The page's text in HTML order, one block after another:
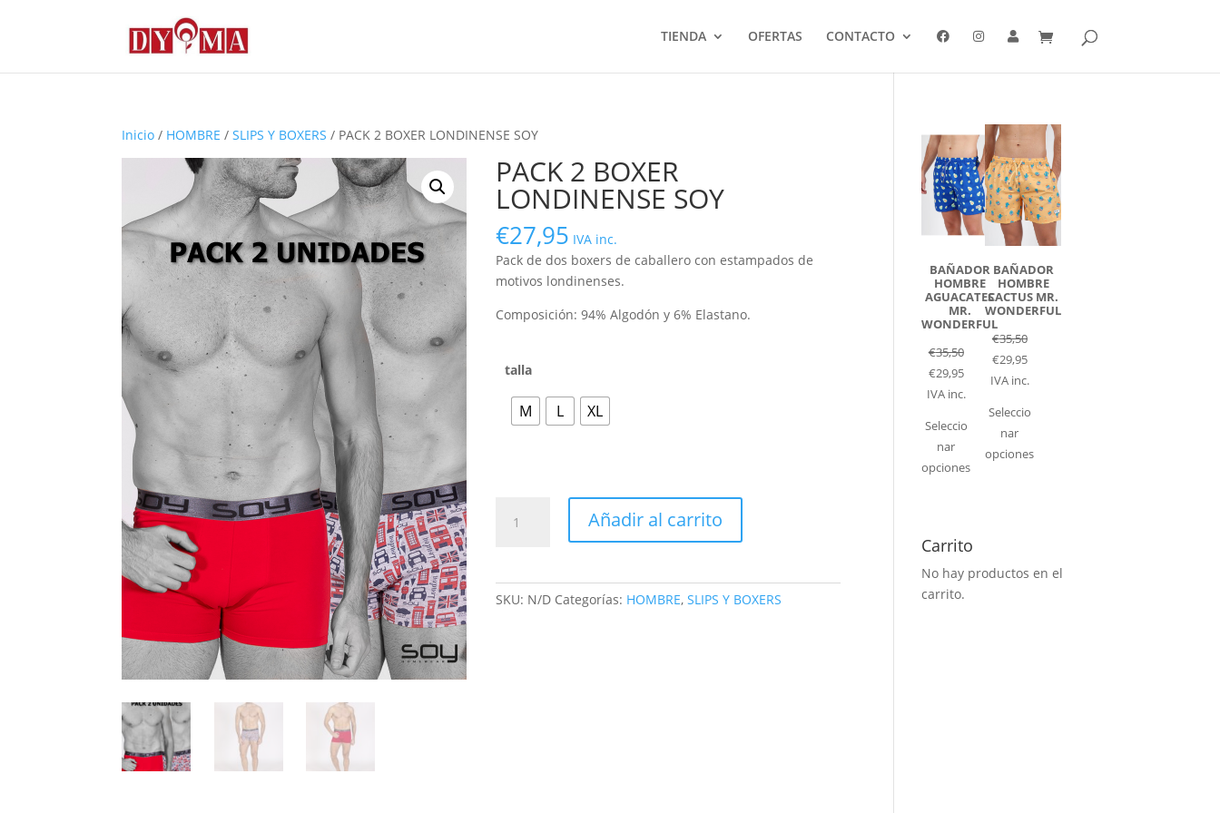
TIENDA OFERTAS CONTACTO
Inicio / HOMBRE /SLIPS Y BOXERS / PACK 2 BOXER LONDINENSE SOY
PACK 2 BOXER
LONDINENSE SOY
€27,95 IVA inc.
Pack de dos boxers de caballero con estampados de
motivos londinenses.
Composición: 94% Algodón y 6% Elastano.
talla
M L XL
Añadir al carrito
SKU: N/D Categorías: HOMBRE,SLIPS Y BOXERS
BAÑADOR
HOMBRE
AGUACATES
MR.
WONDERFUL
€35,50
€29,95
IVA inc.
Seleccio
nar
opciones
BAÑADOR
HOMBRE
CACTUS MR.
WONDERFUL
€35,50
€29,95
IVA inc.
Seleccio
nar
opciones
Carrito
No hay productos en el
carrito.